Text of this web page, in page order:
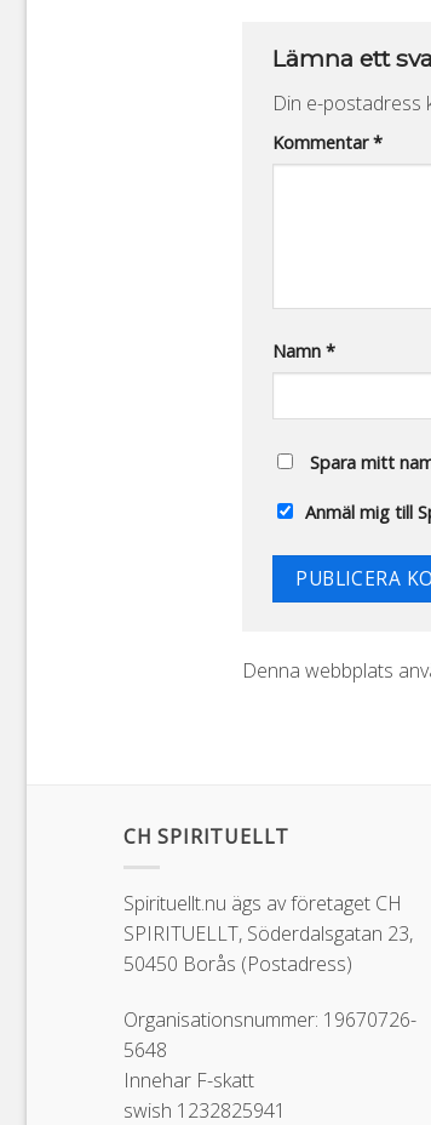
Lämna ett
Din e-postadress
Kommentar*
Namn *
Spara mitt
Anmäl mig till
Alternative:
Denna webbplats
CH SPIRITUELLT
Spirituellt.nu ägs av företaget CH
SPIRITUELLT, Söderdalsgatan 23,
50450 Borås (Postadress)
Organisationsnummer: 19670726-
5648
Innehar F-skatt
swish 1232825941